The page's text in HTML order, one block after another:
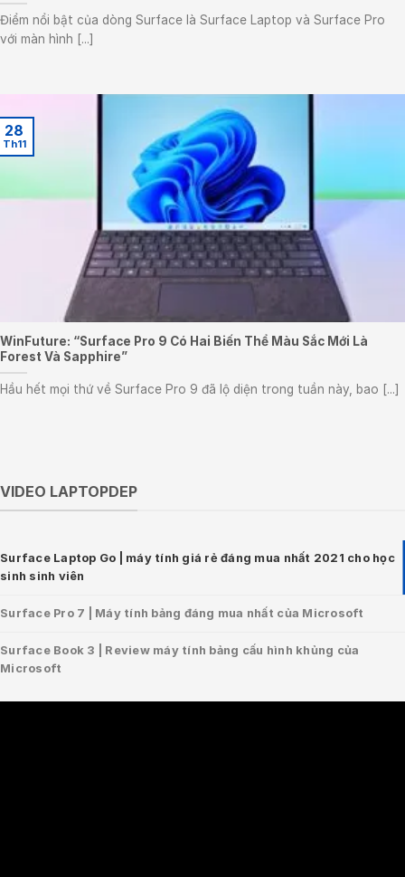
Điểm nổi bật của dòng Surface là Surface Laptop và Surface Pro
với màn hình [...]
WinFuture: “Surface Pro 9 Có Hai Biến Thể Màu Sắc Mới Là
Forest Và Sapphire”
Hầu hết mọi thứ về Surface Pro 9 đã lộ diện trong tuần này, bao [...]
28
Th11
VIDEO LAPTOPDEP
Surface Laptop Go | máy tính giá rẻ đáng mua nhất 2021 cho học
sinh sinh viên
Surface Pro 7 | Máy tính bảng đáng mua nhất của Microsoft
Surface Book 3 | Review máy tính bảng cấu hình khủng của
Microsoft